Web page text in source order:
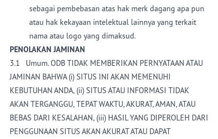
sebagai pembebasan atas hak merk dagang apa pun
atau hak kekayaan intelektual lainnya yang terkait
nama atau logo yang dimaksud.
PENOLAKAN JAMINAN
3.1 Umum. ODB TIDAK MEMBERIKAN PERNYATAAN ATAU
JAMINAN BAHWA (i) SITUS INI AKAN MEMENUHI
KEBUTUHAN ANDA, (ii) SITUS ATAU INFORMASI TIDAK
AKAN TERGANGGU, TEPAT WAKTU, AKURAT, AMAN, ATAU
BEBAS DARI KESALAHAN, (iii) HASIL YANG DIPEROLEH DARI
PENGGUNAAN SITUS AKAN AKURAT ATAU DAPAT